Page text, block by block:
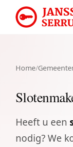
Home/
Heeft u een
nodig? We